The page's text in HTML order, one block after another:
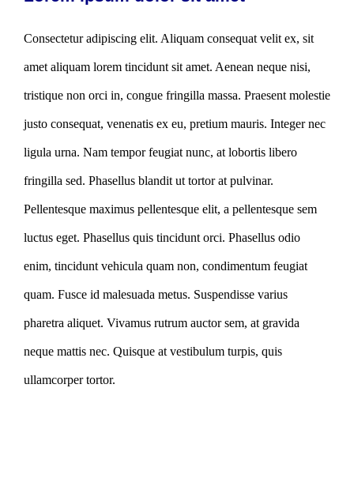
Consectetur adipiscing elit. Aliquam consequat velit ex, sit
amet aliquam lorem tincidunt sit amet. Aenean neque nisi,
tristique non orci in, congue fringilla massa. Praesent molestie
justo consequat, venenatis ex eu, pretium mauris. Integer nec
ligula urna. Nam tempor feugiat nunc, at lobortis libero
fringilla sed. Phasellus blandit ut tortor at pulvinar.
Pellentesque maximus pellentesque elit, a pellentesque sem
luctus eget. Phasellus quis tincidunt orci. Phasellus odio
enim, tincidunt vehicula quam non, condimentum feugiat
quam. Fusce id malesuada metus. Suspendisse varius
pharetra aliquet. Vivamus rutrum auctor sem, at gravida
neque mattis nec. Quisque at vestibulum turpis, quis
ullamcorper tortor.